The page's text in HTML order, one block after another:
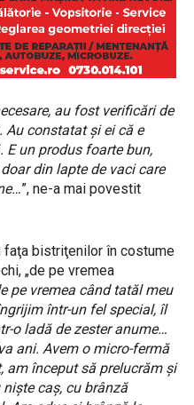
au fost verificări de
Au constatat şi ei că e
E un produs foarte bun,
din lapte de vaci care
”, ne-a mai povestit
faţa bistriţenilor în costume
„de pe vremea
pe vremea când tatăl meu
într-un fel special, îl
o ladă de zester anume…
ani. Avem o micro-fermă
am început să prelucrăm şi
caş, cu brânză